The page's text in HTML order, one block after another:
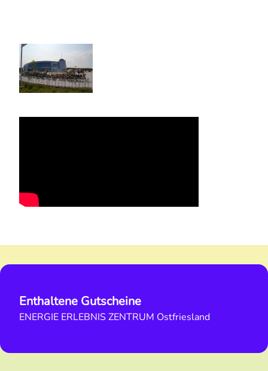
Enthaltene Gutscheine
ENERGIE ERLEBNIS ZENTRUM Ostfriesland